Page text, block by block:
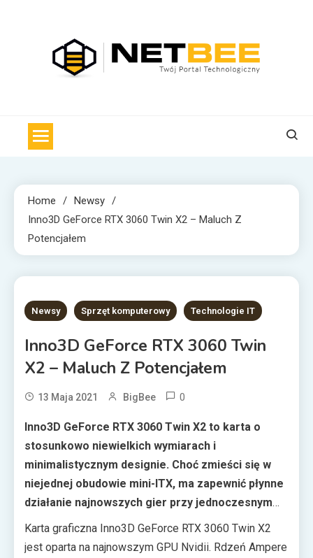
Home
Newsy
Inno3D GeForce RTX 3060 Twin X2 – Maluch Z
Potencjałem
1 MIN READ
Newsy Sprzęt komputerowy Technologie IT
Inno3D GeForce RTX 3060 Twin
X2 – Maluch Z Potencjałem
13 Maja 2021 BigBee 0
Inno3D GeForce RTX 3060 Twin X2 to karta o
stosunkowo niewielkich wymiarach i
minimalistycznym designie. Choć zmieści się w
niejednej obudowie mini-ITX, ma zapewnić płynne
działanie najnowszych gier przy jednoczesnym
zachowaniu wysokiej kultury pracy.
Karta graficzna Inno3D GeForce RTX 3060 Twin X2
jest oparta na najnowszym GPU Nvidii. Rdzeń Ampere